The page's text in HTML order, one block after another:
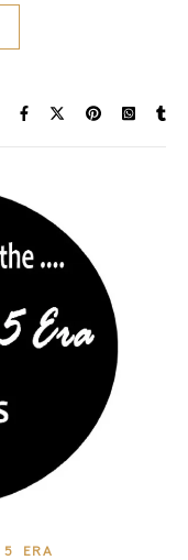
5 ERA